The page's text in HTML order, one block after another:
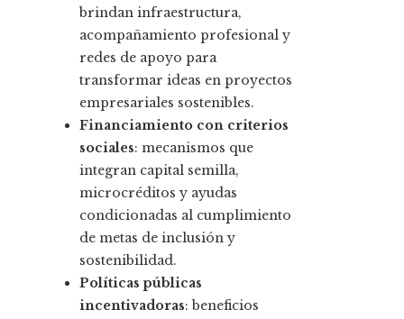
brindan infraestructura,
acompañamiento profesional y
redes de apoyo para
transformar ideas en proyectos
empresariales sostenibles.
Financiamiento con criterios
sociales: mecanismos que
integran capital semilla,
microcréditos y ayudas
condicionadas al cumplimiento
de metas de inclusión y
sostenibilidad.
Políticas públicas
incentivadoras: beneficios